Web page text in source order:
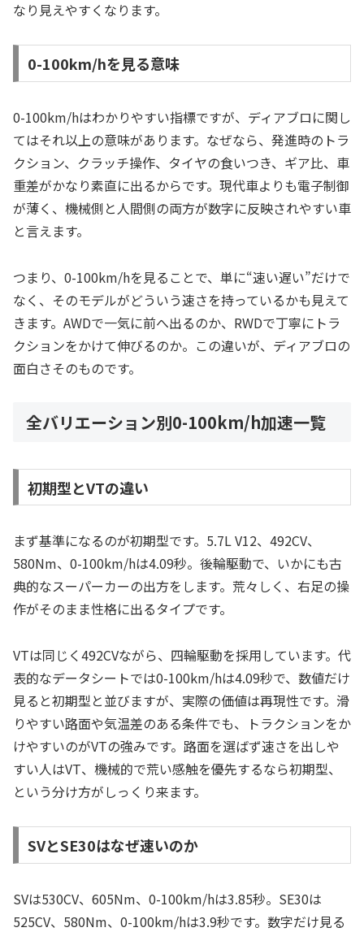
なり見えやすくなります。
0-100km/hを見る意味
0-100km/hはわかりやすい指標ですが、ディアブロに関し
てはそれ以上の意味があります。なぜなら、発進時のトラ
クション、クラッチ操作、タイヤの食いつき、ギア比、車
重差がかなり素直に出るからです。現代車よりも電子制御
が薄く、機械側と人間側の両方が数字に反映されやすい車
と言えます。
つまり、0-100km/hを見ることで、単に“速い遅い”だけで
なく、そのモデルがどういう速さを持っているかも見えて
きます。AWDで一気に前へ出るのか、RWDで丁寧にトラ
クションをかけて伸びるのか。この違いが、ディアブロの
面白さそのものです。
全バリエーション別0-100km/h加速一覧
初期型とVTの違い
まず基準になるのが初期型です。5.7L V12、492CV、
580Nm、0-100km/hは4.09秒。後輪駆動で、いかにも古
典的なスーパーカーの出方をします。荒々しく、右足の操
作がそのまま性格に出るタイプです。
VTは同じく492CVながら、四輪駆動を採用しています。代
表的なデータシートでは0-100km/hは4.09秒で、数値だけ
見ると初期型と並びますが、実際の価値は再現性です。滑
りやすい路面や気温差のある条件でも、トラクションをか
けやすいのがVTの強みです。路面を選ばず速さを出しや
すい人はVT、機械的で荒い感触を優先するなら初期型、
という分け方がしっくり来ます。
SVとSE30はなぜ速いのか
SVは530CV、605Nm、0-100km/hは3.85秒。SE30は
525CV、580Nm、0-100km/hは3.9秒です。数字だけ見る